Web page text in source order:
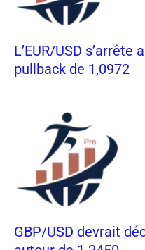
L’EUR/USD s’arrête
pullback de 1,0972
GBP/USD devrait